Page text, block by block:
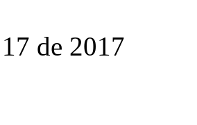
de 2017